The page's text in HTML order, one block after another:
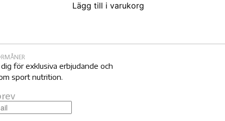
Lägg till i varukorg
för exklusiva erbjudande och
sport nutrition.